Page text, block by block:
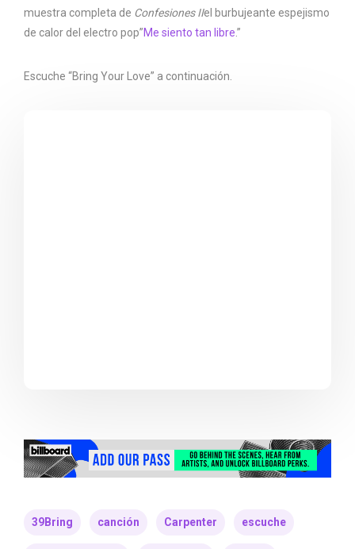
muestra completa de Confesiones IIel burbujeante espejismo
de calor del electro pop”Me siento tan libre.”
Escuche “Bring Your Love” a continuación.
39Bring canción Carpenter escuche